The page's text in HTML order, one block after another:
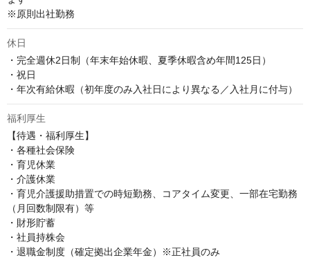
※原則出社勤務
休日
・完全週休2日制（年末年始休暇、夏季休暇含め年間125日）
・祝日
・年次有給休暇（初年度のみ入社日により異なる／入社月に付与）
福利厚生
【待遇・福利厚生】
・各種社会保険
・育児休業
・介護休業
・育児介護援助措置での時短勤務、コアタイム変更、一部在宅勤務
（月回数制限有）等
・財形貯蓄
・社員持株会
・退職金制度（確定拠出企業年金）※正社員のみ